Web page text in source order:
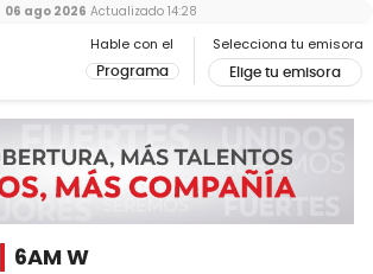
Hable con el
Programa
Selecciona tu emisora
Elige tu emisora
06 ago 2026 Actualizado 14:28
6AM W